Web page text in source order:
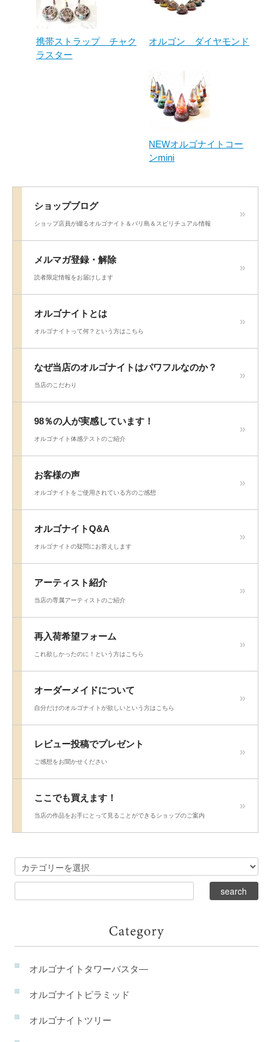
携帯ストラップ チャク
ラスター
オルゴン ダイヤモンド
NEWオルゴナイトコー
ンmini
ショップブログ
ショップ店員が綴るオルゴナイト＆バリ島＆スピリチュアル情報
メルマガ登録・解除
読者限定情報をお届けします
オルゴナイトとは
オルゴナイトって何？という方はこちら
なぜ当店のオルゴナイトはパワフルなのか？
当店のこだわり
98％の人が実感しています！
オルゴナイト体感テストのご紹介
お客様の声
オルゴナイトをご使用されている方のご感想
オルゴナイトQ&A
オルゴナイトの疑問にお答えします
アーティスト紹介
当店の専属アーティストのご紹介
再入荷希望フォーム
これ欲しかったのに！という方はこちら
オーダーメイドについて
自分だけのオルゴナイトが欲しいという方はこちら
レビュー投稿でプレゼント
ご感想をお聞かせください
ここでも買えます！
当店の作品をお手にとって見ることができるショップのご案内
オルゴナイトタワーバスタ―
オルゴナイトピラミッド
オルゴナイトツリー